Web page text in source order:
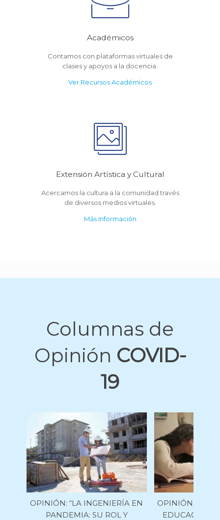
Académicos
Contamos con plataformas virtuales de
clases y apoyos a la docencia.
Ver Recursos Académicos
Extensión Artística y Cultural
Acercamos la cultura a la comunidad través
de diversos medios virtuales.
Más Información
Columnas de
Opinión COVID-
19
OPINIÓN: “LA INGENIERÍA EN
PANDEMIA: SU ROL Y
OPINIÓN:
EDUCACIÓN